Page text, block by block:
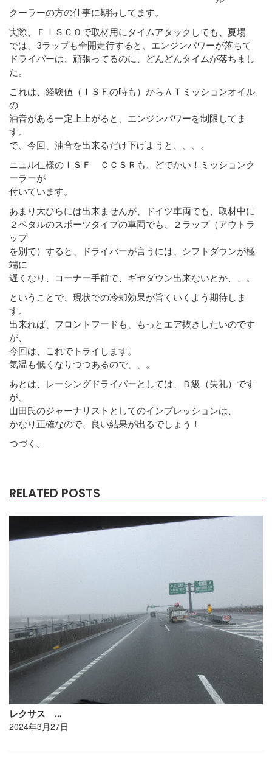
クーラーの方の仕事に期待してます。
実際、ＦＩＳＣＯで取材用にタイムアタックしても、夏場
では、3ラップも全開走行すると、エンジンパワーが落ちて
ドライバーは、頑張ってるのに、どんどんタイムが落ちまし
た。
これは、経験値（ＩＳＦの時も）からＡＴミッションオイル
の
油音がある一定上上がると、エンジンパワーを制限してま
す。
で、今回、油音を出来るだけ下げようと、、、。
ニュル仕様のＩＳＦ ＣＣＳＲも、どでかい！ミッションク
ーラーが
付いています。
あまり大ぴらには出来ませんが、ドイツ車両でも、取材中に
２ペタルのスポーツタイプの車両でも、２ラップ（アウトラ
ップ
を別で）すると、ドライバーが言うには、シフトダウンが極
端に
遅くなり、コーナー手前で、ギヤダウン出来ないとか、、。
ということで、現状での冷却効果が旨くいくよう期待しま
す。
出来れば、フロントフードも、もっとエア抜きしたいのです
が、
今回は、これでトライします。
気温も低くなりつつあるので、、。
あとは、レーシングドライバーとしては、Ｂ級（失礼）です
が、
山田氏のジャーナリストとしてのインプレッションは、
かなり正確なので、良い結果が出るでしょう！
つづく。
RELATED POSTS
レクサス …
2024年3月27日